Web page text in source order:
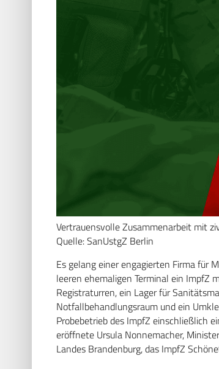
Vertrauensvolle Zusammenarbeit mit
Quelle: SanUstgZ Berlin
Es gelang einer engagierten Firma für
leeren ehemaligen Terminal ein ImpfZ
Registraturren, ein Lager für
Notfallbehandlungsraum und ein
Probebetrieb des ImpfZ einschließlich
eröffnete Ursula Nonnemacher,
Landes Brandenburg, das ImpfZ